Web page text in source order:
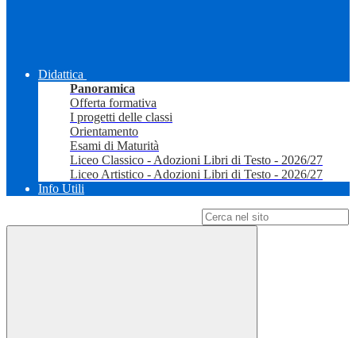
Didattica
Panoramica
Offerta formativa
I progetti delle classi
Orientamento
Esami di Maturità
Liceo Classico - Adozioni Libri di Testo - 2026/27
Liceo Artistico - Adozioni Libri di Testo - 2026/27
Info Utili